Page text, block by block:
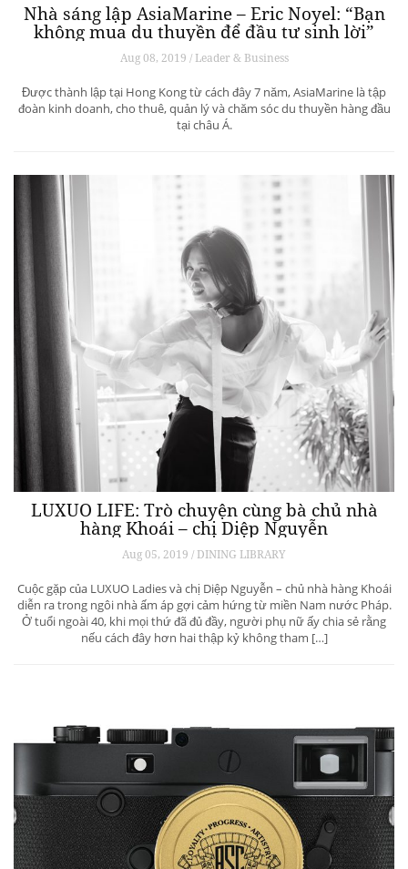
Nhà sáng lập AsiaMarine – Eric Noyel: “Bạn
không mua du thuyền để đầu tư sinh lời”
Aug 08, 2019 / Leader & Business
Được thành lập tại Hong Kong từ cách đây 7 năm, AsiaMarine là tập
đoàn kinh doanh, cho thuê, quản lý và chăm sóc du thuyền hàng đầu
tại châu Á.
LUXUO LIFE: Trò chuyện cùng bà chủ nhà
hàng Khoái – chị Diệp Nguyễn
Aug 05, 2019 / DINING LIBRARY
Cuộc gặp của LUXUO Ladies và chị Diệp Nguyễn – chủ nhà hàng Khoái
diễn ra trong ngôi nhà ấm áp gợi cảm hứng từ miền Nam nước Pháp.
Ở tuổi ngoài 40, khi mọi thứ đã đủ đầy, người phụ nữ ấy chia sẻ rằng
nếu cách đây hơn hai thập kỷ không tham […]